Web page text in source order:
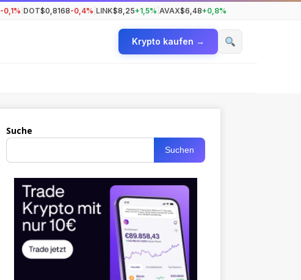
-0,1% DOT$0,8168-0,4% LINK$8,25+1,5% AVAX$6,48+0,8%
Krypto kaufen →
Suche
Suchen